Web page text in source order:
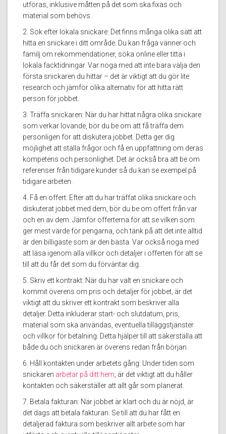
utföras, inklusive måtten på det som ska fixas och
material som behövs.
2. Sök efter lokala snickare: Det finns många olika sätt att
hitta en snickare i ditt område. Du kan fråga vänner och
familj om rekommendationer, söka online eller titta i
lokala facktidningar. Var noga med att inte bara välja den
första snickaren du hittar – det är viktigt att du gör lite
research och jämför olika alternativ för att hitta rätt
person för jobbet.
3. Träffa snickaren: När du har hittat några olika snickare
som verkar lovande, bör du be om att få träffa dem
personligen för att diskutera jobbet. Detta ger dig
möjlighet att ställa frågor och få en uppfattning om deras
kompetens och personlighet. Det är också bra att be om
referenser från tidigare kunder så du kan se exempel på
tidigare arbeten.
4. Få en offert: Efter att du har träffat olika snickare och
diskuterat jobbet med dem, bör du be om offert från var
och en av dem. Jämför offerterna för att se vilken som
ger mest värde för pengarna, och tänk på att det inte alltid
är den billigaste som är den bästa. Var också noga med
att läsa igenom alla villkor och detaljer i offerten för att se
till att du får det som du förväntar dig.
5. Skriv ett kontrakt: När du har valt en snickare och
kommit överens om pris och detaljer för jobbet, är det
viktigt att du skriver ett kontrakt som beskriver alla
detaljer. Detta inkluderar start- och slutdatum, pris,
material som ska användas, eventuella tilläggstjänster
och villkor för betalning. Detta hjälper till att säkerställa att
både du och snickaren är överens redan från början.
6. Håll kontakten under arbetets gång: Under tiden som
snickaren arbetar på ditt hem , är det viktigt att du håller
kontakten och säkerställer att allt går som planerat.
7. Betala fakturan: När jobbet är klart och du är nöjd, är
det dags att betala fakturan. Se till att du har fått en
detaljerad faktura som beskriver allt arbete som har